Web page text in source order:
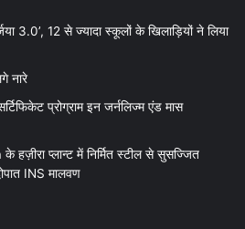
3.0’, 12 से ज्यादा स्कूलों के खिलाड़ियों ने लिया
नारे
प्रोग्राम इन जर्नलिज्म एंड मास
प्लान्ट में निर्मित स्टील से सुसज्जित
INS मालवण